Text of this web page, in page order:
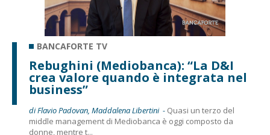
BANCAFORTE TV
Rebughini (Mediobanca): “La D&I
crea valore quando è integrata nel
business”
di Flavio Padovan, Maddalena Libertini - Quasi un terzo del
middle management di Mediobanca è oggi composto da
donne, mentre t...